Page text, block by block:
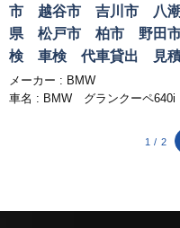
市 越谷市 吉川市 八
県 松戸市 柏市 野田
検 車検 代車貸出 見積
メーカー : BMW
車名 : BMW グランクーペ640i
1 / 2